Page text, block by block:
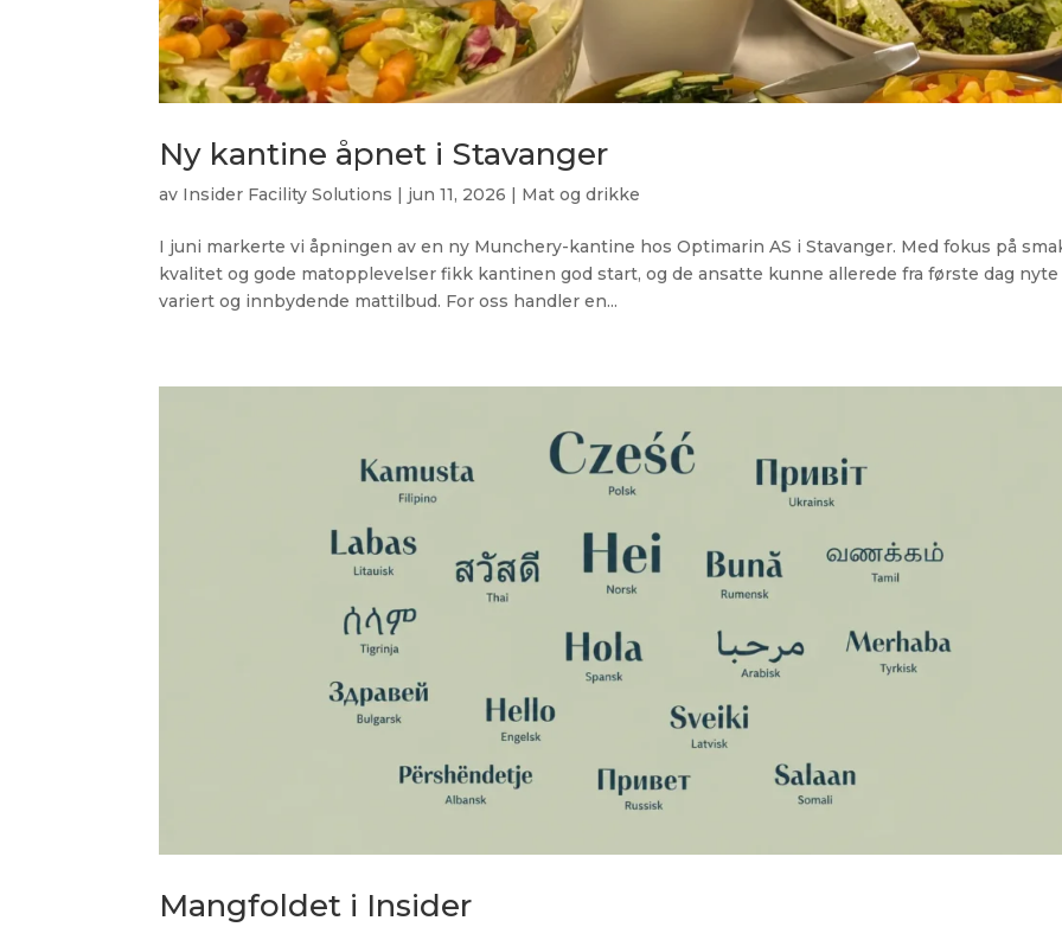
Ny kantine åpnet i Stavanger
av Insider Facility Solutions | jun 11, 2026 | Mat og drikke
I juni markerte vi åpningen av en ny Munchery-kantine hos Optimarin AS i Stavanger. Med fokus på
kvalitet og gode matopplevelser fikk kantinen god start, og de ansatte kunne allerede fra første dag
variert og innbydende mattilbud. For oss handler en...
Mangfoldet i Insider